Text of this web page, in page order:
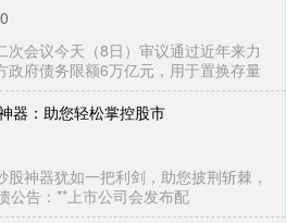
会议今天（8日）审议通过近年来力
政府债务限额6万亿元，用于置换存量
器：助您轻松掌控股市
神器犹如一把利剑，助您披荆斩棘，
公告：**上市公司会发布配